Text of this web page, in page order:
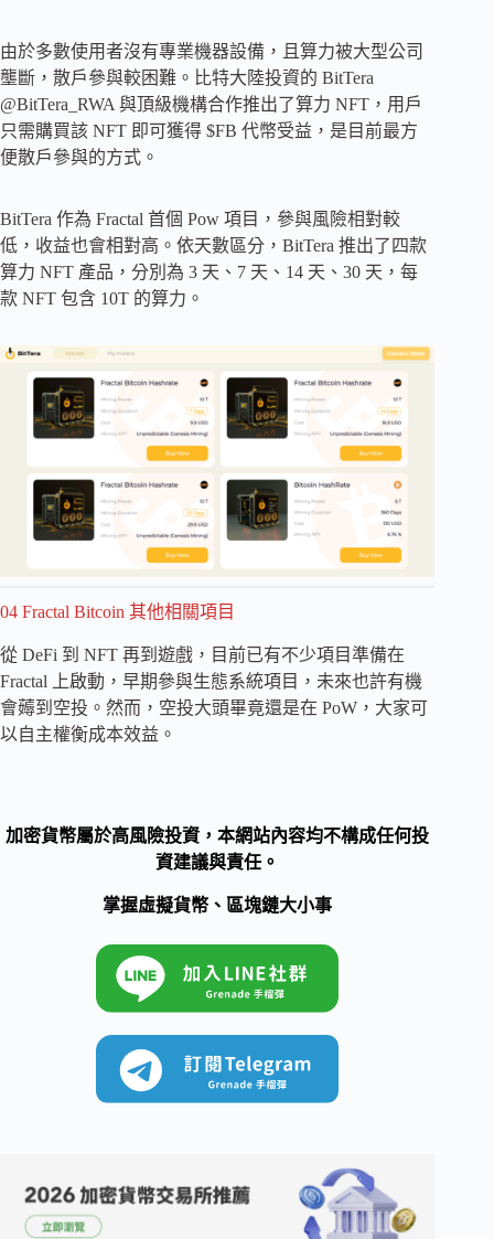
由於多數使用者沒有專業機器設備，且算力被大型公司
壟斷，散戶參與較困難。比特大陸投資的 BitTera
@BitTera_RWA 與頂級機構合作推出了算力 NFT，用戶
只需購買該 NFT 即可獲得 $FB 代幣受益，是目前最方
便散戶參與的方式。
BitTera 作為 Fractal 首個 Pow 項目，參與風險相對較
低，收益也會相對高。依天數區分，BitTera 推出了四款
算力 NFT 產品，分別為 3 天、7 天、14 天、30 天，每
款 NFT 包含 10T 的算力。
04 Fractal Bitcoin 其他相關項目
從 DeFi 到 NFT 再到遊戲，目前已有不少項目準備在
Fractal 上啟動，早期參與生態系統項目，未來也許有機
會薅到空投。然而，空投大頭畢竟還是在 PoW，大家可
以自主權衡成本效益。
加密貨幣屬於高風險投資，本網站內容均不構成任何投
資建議與責任。
掌握虛擬貨幣、區塊鏈大小事